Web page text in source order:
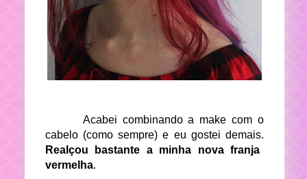
Acabei combinando a make com o
cabelo (como sempre) e eu gostei demais.
Realçou bastante a minha nova franja
vermelha.